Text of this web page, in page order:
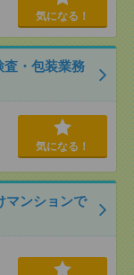
気になる！
査・包装業務
気になる！
マンションで